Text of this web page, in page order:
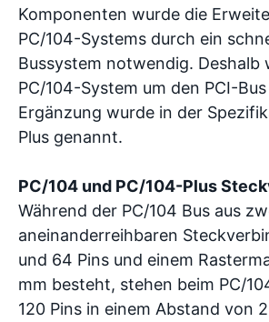
Komponenten wurde die
PC/104-Systems durch ein
Bussystem notwendig. Deshalb
PC/104-System um den PCI-
Ergänzung wurde in der
Plus genannt.
PC/104 und PC/104-Plus
Während der PC/104 Bus aus
aneinanderreihbaren
und 64 Pins und einem
mm besteht, stehen beim PC/
120 Pins in einem Abstand von